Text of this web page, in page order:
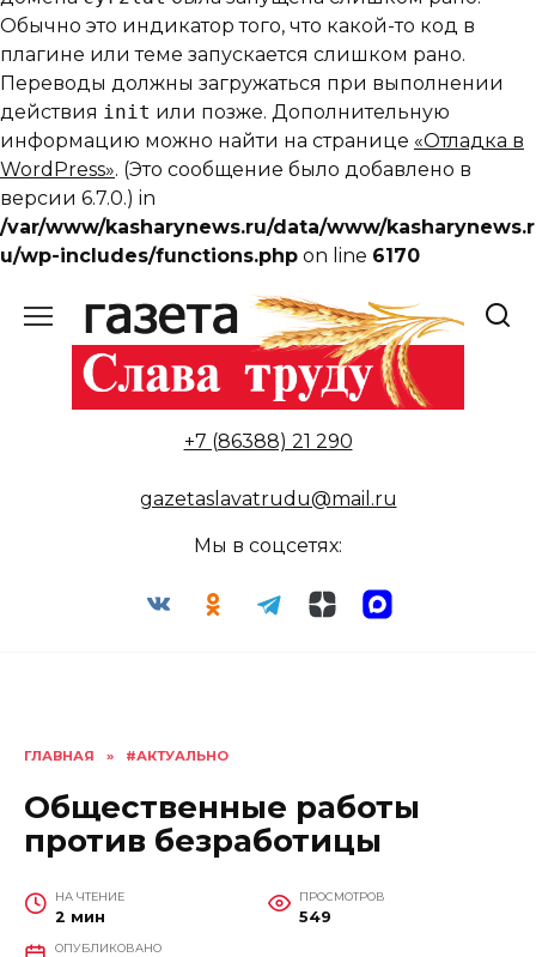
Обычно это индикатор того, что какой-то код в
плагине или теме запускается слишком рано.
Переводы должны загружаться при выполнении
действия init или позже. Дополнительную
информацию можно найти на странице «Отладка в
WordPress». (Это сообщение было добавлено в
версии 6.7.0.) in
/var/www/kasharynews.ru/data/www/kasharynews.r
u/wp-includes/functions.php on line 6170
содержанию
+7 (86388) 21 290
gazetaslavatrudu@mail.ru
Мы в соцсетях:
ГЛАВНАЯ » #АКТУАЛЬНО
Общественные работы
против безработицы
НА ЧТЕНИЕ
2 мин
ПРОСМОТРОВ
549
ОПУБЛИКОВАНО